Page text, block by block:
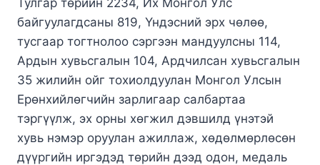
байгуулагдсаны 819, Үндэсний эрх чөлөө,
тусгаар тогтнолоо сэргээн мандуулсны 114,
Ардын хувьсгалын 104, Ардчилсан хувьсгалын
35 жилийн ойг тохиолдуулан Монгол Улсын
Ерөнхийлөгчийн зарлигаар салбартаа
тэргүүлж, эх орны хөгжил дэвшилд үнэтэй
хувь нэмэр оруулан ажиллаж, хөдөлмөрлөсөн
дүүргийн иргэдэд төрийн дээд одон, медаль